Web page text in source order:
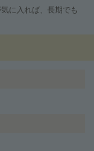
入れば、長期でも